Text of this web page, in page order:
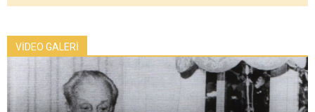
VİDEO GALERİ